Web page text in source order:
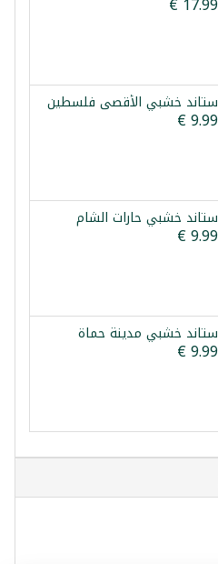
ستاند خشبي الأقصى فلسطين
ستاند خشبي حارات الشام
ستاند خشبي مدينة حماة